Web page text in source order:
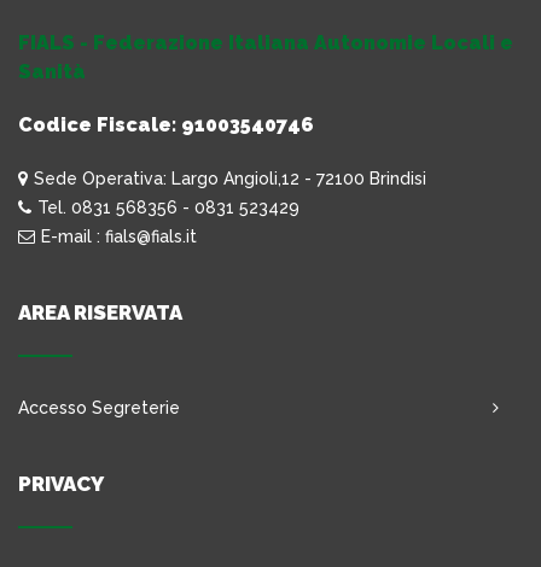
FIALS - Federazione Italiana Autonomie Locali e
Sanità
Codice Fiscale: 91003540746
Sede Operativa: Largo Angioli,12 - 72100 Brindisi
Tel. 0831 568356 - 0831 523429
E-mail : fials@fials.it
AREA RISERVATA
Accesso Segreterie
PRIVACY